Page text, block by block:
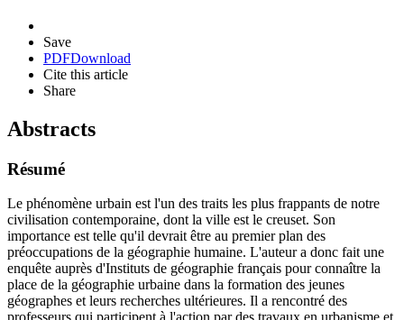
Save
PDFDownload
Cite this article
Share
Abstracts
Résumé
Le phénomène urbain est l'un des traits les plus frappants de notre
civilisation contemporaine, dont la ville est le creuset. Son
importance est telle qu'il devrait être au premier plan des
préoccupations de la géographie humaine. L'auteur a donc fait une
enquête auprès d'Instituts de géographie français pour connaître la
place de la géographie urbaine dans la formation des jeunes
géographes et leurs recherches ultérieures. Il a rencontré des